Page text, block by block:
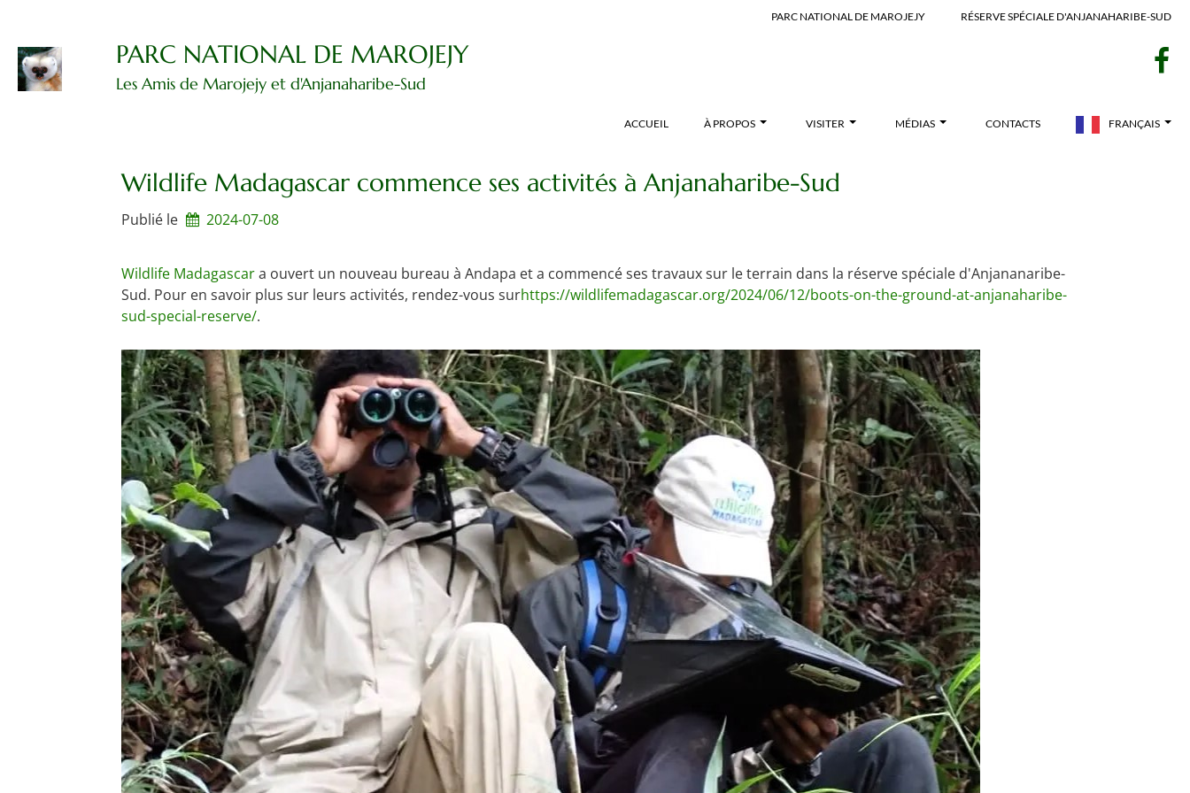
PARC NATIONAL DE MAROJEJY RÉSERVE SPÉCIALE D'ANJANAHARIBE-SUD
PARC NATIONAL DE MAROJEJY
Les Amis de Marojejy et d'Anjanaharibe-Sud
ACCUEIL À PROPOS VISITER MÉDIAS CONTACTS FRANÇAIS
Wildlife Madagascar commence ses activités à Anjanaharibe-Sud
Publié le 2024-07-08
Wildlife Madagascara ouvert un nouveau bureau à Andapa et a commencé ses travaux sur le terrain dans la réserve spéciale d'Anjananaribe-
Sud. Pour en savoir plus sur leurs activités, rendez-vous surhttps://wildlifemadagascar.org/2024/06/12/boots-on-the-ground-at-anjanaharibe-
sud-special-reserve/.